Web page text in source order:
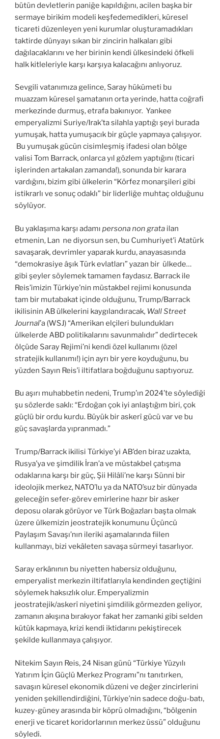
bütün devletlerin paniğe kapıldığını, acilen başka bir
sermaye birikim modeli keşfedemedikleri, küresel
ticareti düzenleyen yeni kurumlar oluşturamadıkları
taktirde dünyayı sıkan bir zincirin halkaları gibi
dağılacaklarını ve her birinin kendi ülkesindeki öfkeli
halk kitleleriyle karşı karşıya kalacağını anlıyoruz.
Sevgili vatanımıza gelince, Saray hükümeti bu
muazzam küresel şamatanın orta yerinde, hatta coğrafi
merkezinde durmuş, etrafa bakınıyor. Yankee
emperyalizmi Suriye/Irak’ta silahla yaptığı şeyi burada
yumuşak, hatta yumuşacık bir güçle yapmaya çalışıyor.
Bu yumuşak gücün cisimleşmiş ifadesi olan bölge
valisi Tom Barrack, onlarca yıl gözlem yaptığını (ticari
işlerinden artakalan zamanda!), sonunda bir karara
vardığını, bizim gibi ülkelerin “Körfez monarşileri gibi
istikrarlı ve sonuç odaklı” bir liderliğe muhtaç olduğunu
söylüyor.
Bu yaklaşıma karşı adamı persona non grata ilan
etmenin, Lan ne diyorsun sen, bu Cumhuriyet’i Atatürk
savaşarak, devrimler yaparak kurdu, anayasasında
“demokrasiye âşık Türk evlatları” yazan bir ülkede…
gibi şeyler söylemek tamamen faydasız. Barrack ile
Reis’imizin Türkiye’nin müstakbel rejimi konusunda
tam bir mutabakat içinde olduğunu, Trump/Barrack
ikilisinin AB ülkelerini kaygılandıracak, Wall Street
Journal’a (WSJ) “Amerikan elçileri bulundukları
ülkelerde ABD politikalarını savunmalıdır” dedirtecek
ölçüde Saray Rejimi’ni kendi özel kullanımı (özel
stratejik kullanımı!) için ayrı bir yere koyduğunu, bu
yüzden Sayın Reis’i iltifatlara boğduğunu saptıyoruz.
Bu aşırı muhabbetin nedeni, Trump’ın 2024’te söylediği
şu sözlerde saklı: “Erdoğan çok iyi anlaştığım biri, çok
güçlü bir ordu kurdu. Büyük bir askerî gücü var ve bu
güç savaşlarda yıpranmadı.”
Trump/Barrack ikilisi Türkiye’yi AB’den biraz uzakta,
Rusya’ya ve şimdilik İran’a ve müstakbel çatışma
odaklarına karşı bir güç, Şii Hilâli’ne karşı Sünni bir
ideolojik merkez, NATO’lu ya da NATO’suz bir dünyada
geleceğin sefer-görev emirlerine hazır bir asker
deposu olarak görüyor ve Türk Boğazları başta olmak
üzere ülkemizin jeostratejik konumunu Üçüncü
Paylaşım Savaşı’nın ileriki aşamalarında fiilen
kullanmayı, bizi vekâleten savaşa sürmeyi tasarlıyor.
Saray erkânının bu niyetten habersiz olduğunu,
emperyalist merkezin iltifatlarıyla kendinden geçtiğini
söylemek haksızlık olur. Emperyalizmin
jeostratejik/askerî niyetini şimdilik görmezden geliyor,
zamanın akışına bırakıyor fakat her zamanki gibi selden
kütük kapmaya, krizi kendi iktidarını pekiştirecek
şekilde kullanmaya çalışıyor.
Nitekim Sayın Reis, 24 Nisan günü “Türkiye Yüzyılı
Yatırım İçin Güçlü Merkez Programı”nı tanıtırken,
savaşın küresel ekonomik düzeni ve değer zincirlerini
yeniden şekillendirdiğini, Türkiye’nin sadece doğu-batı,
kuzey-güney arasında bir köprü olmadığını, “bölgenin
enerji ve ticaret koridorlarının merkez üssü” olduğunu
söyledi.